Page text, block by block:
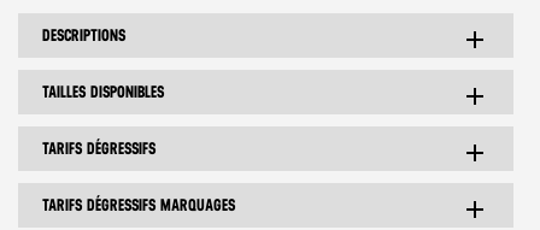
DESCRIPTIONS add
TAILLES DISPONIBLES add
TARIFS DÉGRESSIFS add
TARIFS DÉGRESSIFS MARQUAGES add